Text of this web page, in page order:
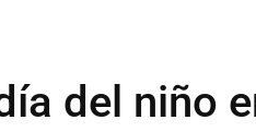
del niño